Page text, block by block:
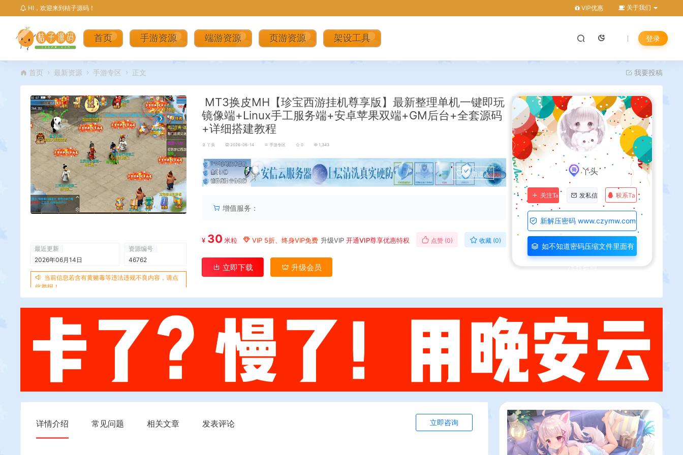
HI，欢迎来到桔子源码！ VIP优惠 关于我们
首页 手游资源 端游资源 页游资源 架设工具 登录
首页 最新资源 手游专区 正文 我要投稿
最近更新
2026年06月14日
资源编号
46762
当前信息若含有黄赌毒等违法违规不良内容，请点
此举报！
MT3换皮MH【珍宝西游挂机尊享版】最新整理单机一键即玩
镜像端+Linux手工服务端+安卓苹果双端+GM后台+全套源码
+详细搭建教程
丫头 2026-06-14 手游专区 0 1,343
丨 点击进入
增值服务：
¥ 30 米粒 VIP 5折、终身VIP免费 升级VIP 开通VIP尊享优惠特权 点赞 (0) 收藏 (0)
立即下载 升级会员
丫头
关注Ta 发私信 联系Ta
新解压密码 www.czymw.com
如不知道密码压缩文件里面有
详情介绍 常见问题 相关文章 发表评论 立即咨询